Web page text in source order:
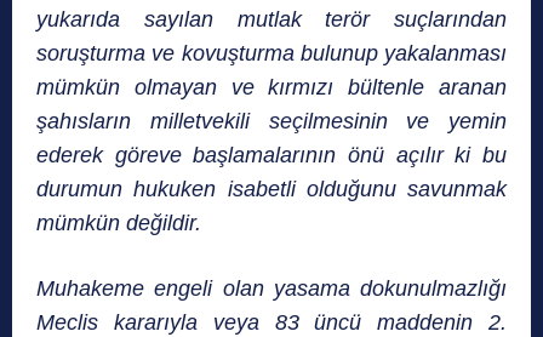
yukarıda sayılan mutlak terör suçlarından
soruşturma ve kovuşturma bulunup yakalanması
mümkün olmayan ve kırmızı bültenle aranan
şahısların milletvekili seçilmesinin ve yemin
ederek göreve başlamalarının önü açılır ki bu
durumun hukuken isabetli olduğunu savunmak
mümkün değildir.
Muhakeme engeli olan yasama dokunulmazlığı
Meclis kararıyla veya 83 üncü maddenin 2.